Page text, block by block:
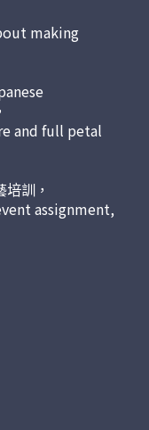
making
and full petal
訓，
assignment,